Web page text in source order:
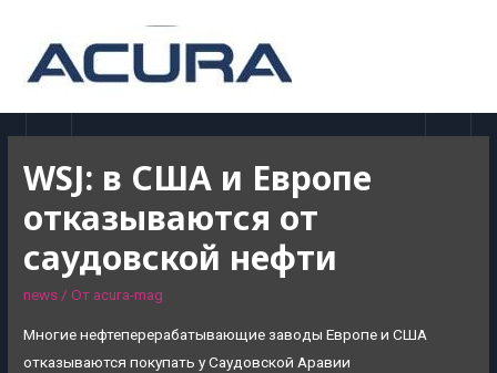
WSJ: в США и Европе
отказываются от
саудовской нефти
news/ От acura-mag
Многие нефтеперерабатывающие заводы Европе и США
отказываются покупать у Саудовской Аравии